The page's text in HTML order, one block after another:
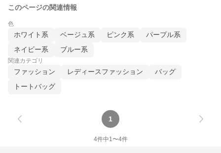
このページの関連情報
色
ホワイト系 ベージュ系 ピンク系
パープル系
ネイビー系
ブルー系
関連カテゴリ
ファッション レディースファッション
バッグ
トートバッグ
1
4件中1〜4件